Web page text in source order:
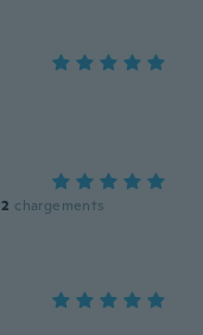
2 chargements